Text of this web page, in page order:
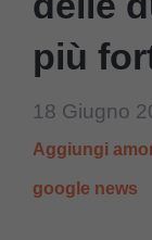
più
18 Giugno
Aggiungi
google news